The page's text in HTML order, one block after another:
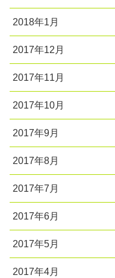
2018年1月
2017年12月
2017年11月
2017年10月
2017年9月
2017年8月
2017年7月
2017年6月
2017年5月
2017年4月